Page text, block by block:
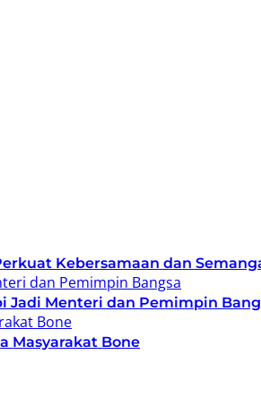
Kebersamaan dan
Jadi Menteri dan Pemimpin
Masyarakat Bone